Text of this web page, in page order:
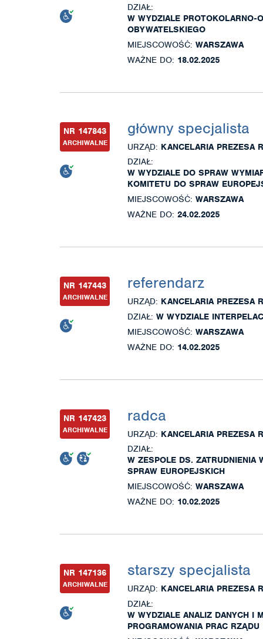
DZIAŁ:
W WYDZIALE PROTOKOLARNO-
OBYWATELSKIEGO
MIEJSCOWOŚĆ: WARSZAWA
WAŻNE DO: 18.02.2025
NR 147843
ARCHIWALNE
główny specjalista
URZĄD: KANCELARIA PREZESA
DZIAŁ:
W WYDZIALE DO SPRAW
KOMITETU DO SPRAW
MIEJSCOWOŚĆ: WARSZAWA
WAŻNE DO: 24.02.2025
NR 147443
ARCHIWALNE
referendarz
URZĄD: KANCELARIA PREZESA
DZIAŁ: W WYDZIALE
MIEJSCOWOŚĆ: WARSZAWA
WAŻNE DO: 14.02.2025
NR 147423
ARCHIWALNE
radca
URZĄD: KANCELARIA PREZESA
DZIAŁ:
W ZESPOLE DS. ZATRUDNIENIA
SPRAW EUROPEJSKICH
MIEJSCOWOŚĆ: WARSZAWA
WAŻNE DO: 10.02.2025
NR 147136
ARCHIWALNE
starszy specjalista
URZĄD: KANCELARIA PREZESA
DZIAŁ:
W WYDZIALE ANALIZ DANYCH I
PROGRAMOWANIA PRAC RZĄDU